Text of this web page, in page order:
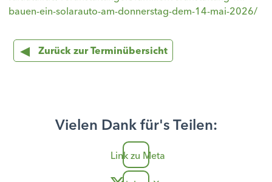
bauen-ein-solarauto-am-donnerstag-dem-14-mai-2026/
Zurück zur Terminübersicht
Vielen Dank für's Teilen:
Link zu Meta